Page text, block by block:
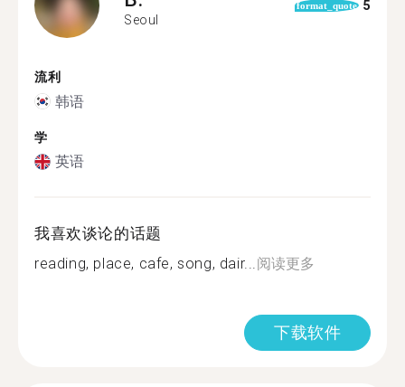
Seoul
format_quote 5
流利
韩语
学
英语
我喜欢谈论的话题
reading, place, cafe, song, dair...阅读更多
下载软件